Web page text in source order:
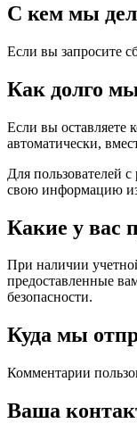
С кем мы
Если вы запросите
Как долго
Если вы оставляете
автоматически,
Для пользователей
свою информацию из
Какие у вас
При наличии
предоставленные
безопасности.
Куда мы
Комментарии
Ваша